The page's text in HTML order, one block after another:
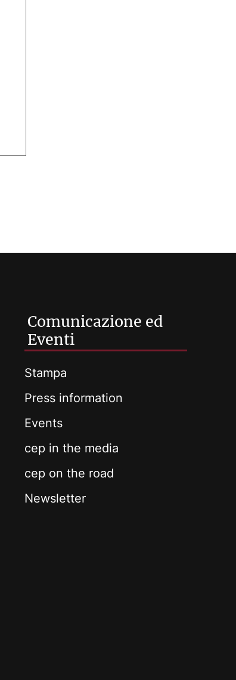
Comunicazione ed
Eventi
Stampa
Press information
Events
cep in the media
cep on the road
Newsletter